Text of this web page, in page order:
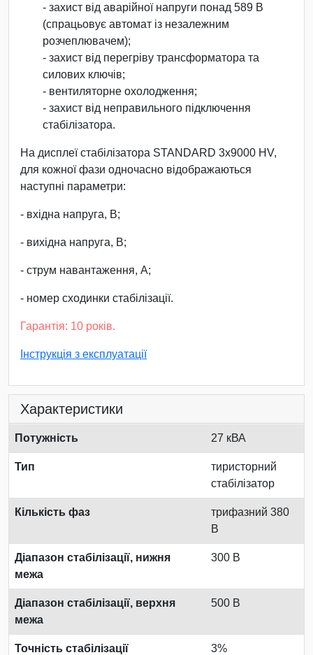
- захист від аварійної напруги понад 589 В
(спрацьовує автомат із незалежним
розчеплювачем);
- захист від перегріву трансформатора та
силових ключів;
- вентиляторне охолодження;
- захист від неправильного підключення
стабілізатора.
На дисплеї стабілізатора STANDARD 3х9000 HV,
для кожної фази одночасно відображаються
наступні параметри:
- вхідна напруга, В;
- вихідна напруга, В;
- струм навантаження, А;
- номер сходинки стабілізації.
Гарантія: 10 років.
Інструкція з експлуатації
Характеристики
Потужність 27 кВА
Тип
тиристорний
стабілізатор
Кількість фаз
трифазний 380
В
Діапазон стабілізації, нижня
межа
300 В
Діапазон стабілізації, верхня
межа
500 В
Точність стабілізації 3%